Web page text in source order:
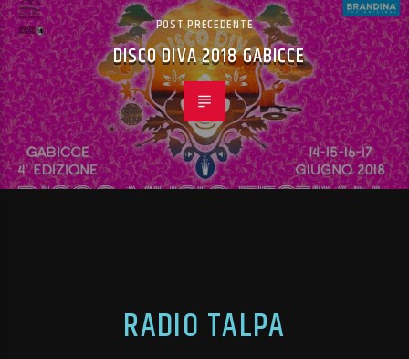
POST PRECEDENTE
DISCO DIVA 2018 GABICCE
RADIO TALPA